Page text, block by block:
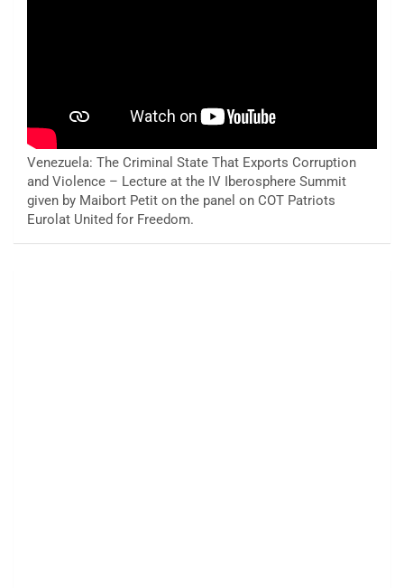
Venezuela: The Criminal State That Exports Corruption
and Violence – Lecture at the IV Iberosphere Summit
given by Maibort Petit on the panel on COT Patriots
Eurolat United for Freedom.